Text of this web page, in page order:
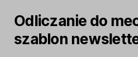
Odliczanie do
szablon